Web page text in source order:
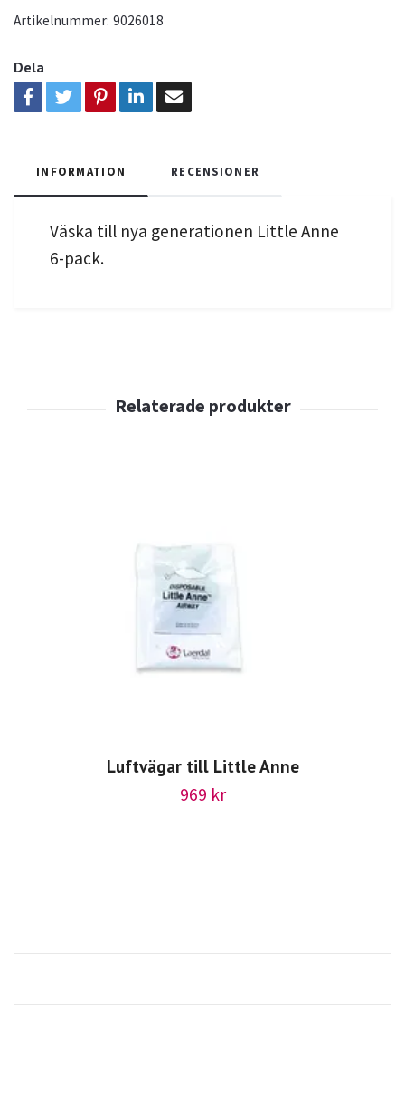
Artikelnummer: 9026018
Dela
INFORMATION RECENSIONER
Väska till nya generationen Little Anne
6-pack.
Luftvägar till Little Anne
969 kr